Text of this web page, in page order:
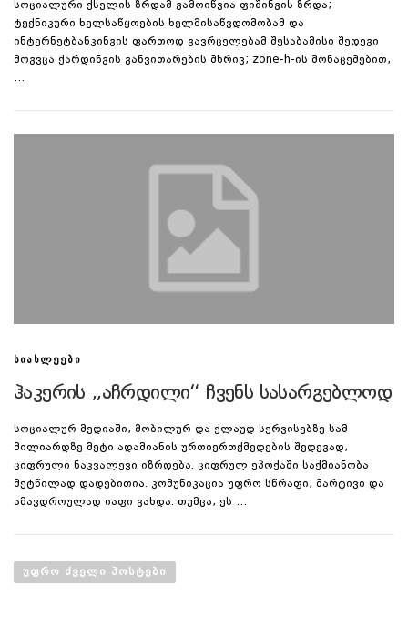
სოციალური ქსელის ზრდამ გამოიწვია ფიშინგის ზრდა;
ტექნიკური ხელსაწყოების ხელმისაწვდომობამ და
ინტერნეტბანკინგის ფართოდ გავრცელებამ შესაბამისი შედეგი
მოგვცა ქარდინგის განვითარების მხრივ; zone-h-ის მონაცემებით,
…
ᲡᲘᲐᲮᲚᲔᲔᲑᲘ
ჰაკერის „აჩრდილი“ ჩვენს სასარგებლოდ
სოციალურ მედიაში, მობილურ და ქლაუდ სერვისებზე სამ
მილიარდზე მეტი ადამიანის ურთიერთქმედების შედეგად,
ციფრული ნაკვალევი იზრდება. ციფრულ ეპოქაში საქმიანობა
მეტწილად დადებითია. კომუნიკაცია უფრო სწრაფი, მარტივი და
ამავდროულად იაფი გახდა. თუმცა, ეს …
ოᲣᲤᲠᲝ ᲫᲕᲔᲚᲘ ᲞᲝᲡᲢᲔᲑᲘ